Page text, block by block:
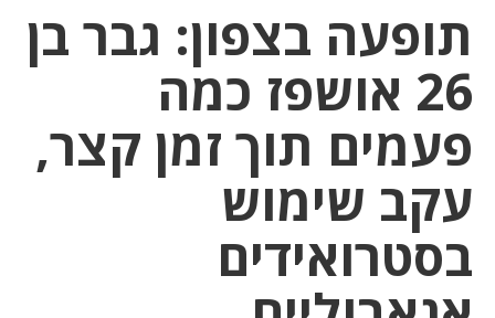
תופעה בצפון: גבר בן
26 אושפז כמה
פעמים תוך זמן קצר,
עקב שימוש
בסטרואידים